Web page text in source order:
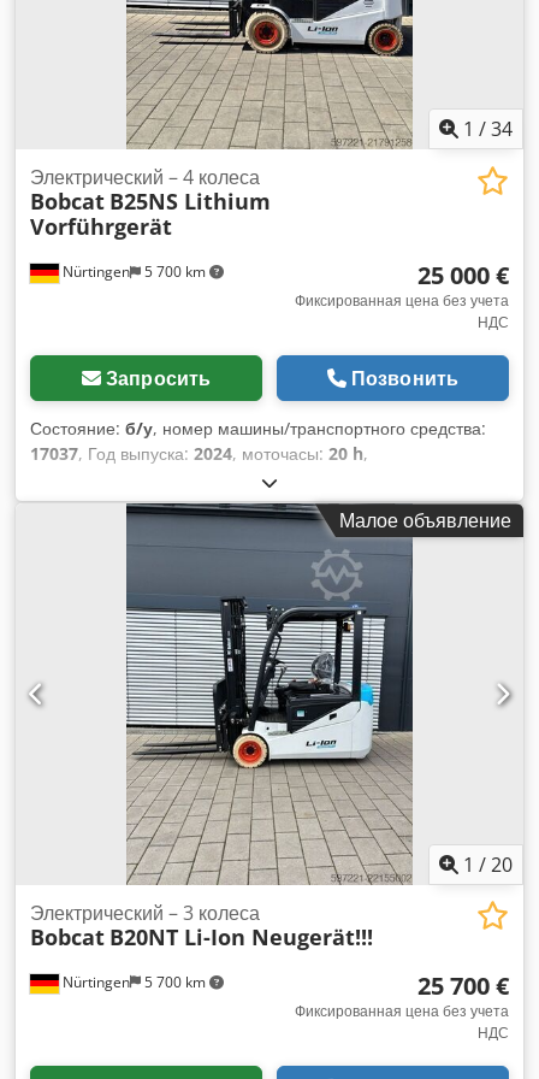
1 /34
Nürtingen 5 700 km
Электрический – 4 колеса
Bobcat B25NS Lithium
Vorführgerät
25 000 €
Фиксированная цена без учета
НДС
Запросить Позвонить
Состояние: б/у, номер машины/транспортного средства:
17037, Год выпуска: 2024, моточасы: 20 h,
, высота подъема:
свободный ход подъема:1 700 мм, центр тяжести груза:
электрический, тип мачты:
, строительная высота: 2 180 мм
, напряжение
1 200 мм, размер передней
23X9-10, размер задней шины:18X7-8
, общий вес:
, 5141046 Серийный номер: FBA47-4880-01823
Csdpfx Asy Hau Iokbjrf Характеристики аккумулятора: 48 В,
600 Ач, литиевый.
Малое объявление
1 /20
Nürtingen 5 700 km
Электрический – 3 колеса
Bobcat B20NT Li-Ion Neugerät!!!
25 700 €
Фиксированная цена без учета
НДС